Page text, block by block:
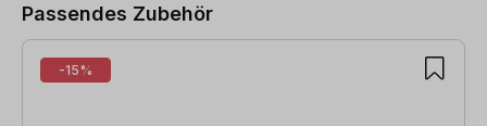
Passendes Zubehör
-15%